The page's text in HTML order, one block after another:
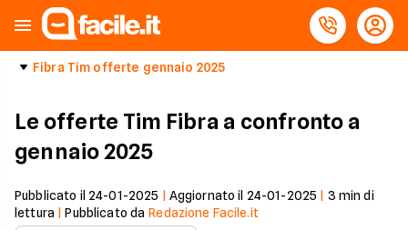
Fibra Tim offerte gennaio 2025
Le offerte Tim Fibra a confronto a
gennaio 2025
Pubblicato il 24-01-2025 Aggiornato il 24-01-2025 3 min di
lettura |Pubblicato da Redazione Facile.it